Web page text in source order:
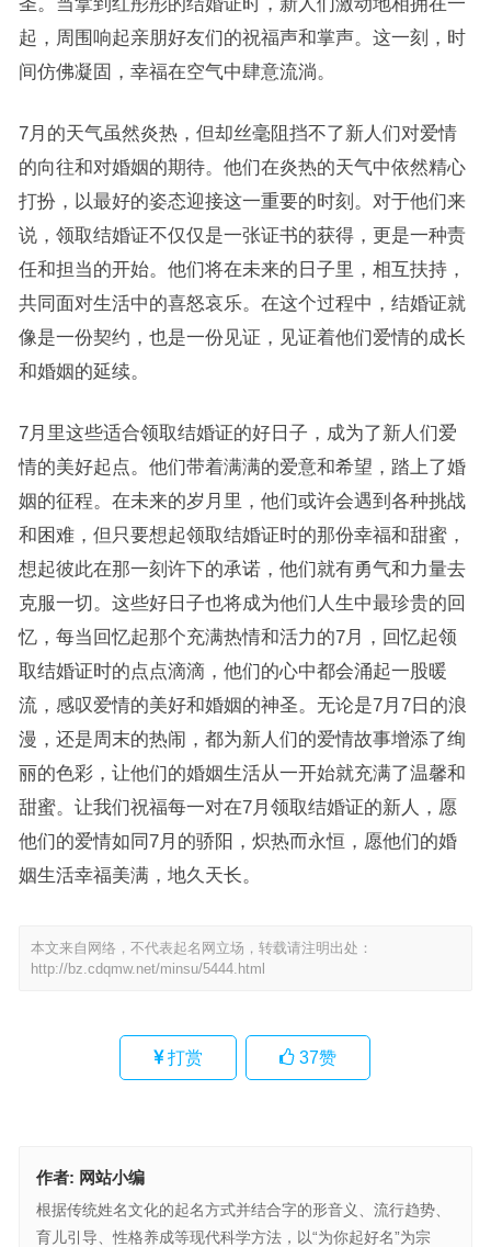
起，周围响起亲朋好友们的祝福声和掌声。这一刻，时
间仿佛凝固，幸福在空气中肆意流淌。
7月的天气虽然炎热，但却丝毫阻挡不了新人们对爱情
的向往和对婚姻的期待。他们在炎热的天气中依然精心
打扮，以最好的姿态迎接这一重要的时刻。对于他们来
说，领取结婚证不仅仅是一张证书的获得，更是一种责
任和担当的开始。他们将在未来的日子里，相互扶持，
共同面对生活中的喜怒哀乐。在这个过程中，结婚证就
像是一份契约，也是一份见证，见证着他们爱情的成长
和婚姻的延续。
7月里这些适合领取结婚证的好日子，成为了新人们爱
情的美好起点。他们带着满满的爱意和希望，踏上了婚
姻的征程。在未来的岁月里，他们或许会遇到各种挑战
和困难，但只要想起领取结婚证时的那份幸福和甜蜜，
想起彼此在那一刻许下的承诺，他们就有勇气和力量去
克服一切。这些好日子也将成为他们人生中最珍贵的回
忆，每当回忆起那个充满热情和活力的7月，回忆起领
取结婚证时的点点滴滴，他们的心中都会涌起一股暖
流，感叹爱情的美好和婚姻的神圣。无论是7月7日的浪
漫，还是周末的热闹，都为新人们的爱情故事增添了绚
丽的色彩，让他们的婚姻生活从一开始就充满了温馨和
甜蜜。让我们祝福每一对在7月领取结婚证的新人，愿
他们的爱情如同7月的骄阳，炽热而永恒，愿他们的婚
姻生活幸福美满，地久天长。
本文来自网络，不代表起名网立场，转载请注明出处：
http://bz.cdqmw.net/minsu/5444.html
打赏 37赞
作者: 网站小编
根据传统姓名文化的起名方式并结合字的形音义、流行趋势、
育儿引导、性格养成等现代科学方法，以“为你起好名”为宗